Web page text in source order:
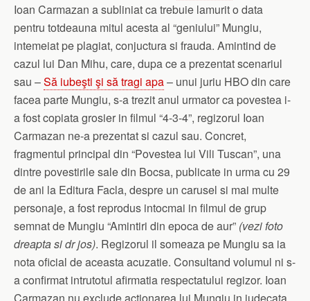
Ioan Carmazan a subliniat ca trebuie lamurit o data
pentru totdeauna mitul acesta al “geniului” Mungiu,
intemeiat pe plagiat, conjuctura si frauda. Amintind de
cazul lui Dan Mihu, care, dupa ce a prezentat scenariul
sau –Să iubeşti şi să tragi apa– unui juriu HBO din care
facea parte Mungiu, s-a trezit anul urmator ca povestea i-
a fost copiata grosier in filmul “4-3-4”, regizorul Ioan
Carmazan ne-a prezentat si cazul sau. Concret,
fragmentul principal din “Povestea lui Vili Tuscan”, una
dintre povestirile sale din Bocsa, publicate in urma cu 29
de ani la Editura Facla, despre un carusel si mai multe
personaje, a fost reprodus intocmai in filmul de grup
semnat de Mungiu “Amintiri din epoca de aur” (vezi foto
dreapta si dr jos). Regizorul il someaza pe Mungiu sa ia
nota oficial de aceasta acuzatie. Consultand volumul ni s-
a confirmat intrutotul afirmatia respectatului regizor. Ioan